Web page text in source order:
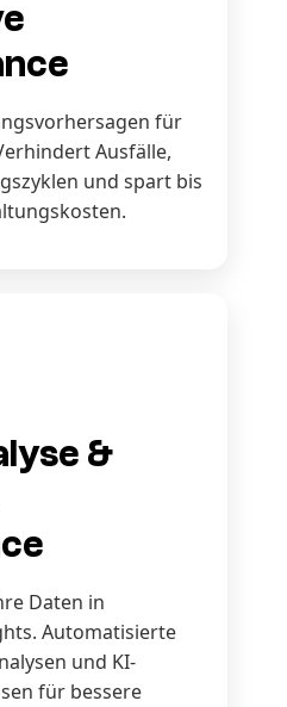
für
Ausfälle,
und spart bis
&
Daten in
Automatisierte
und KI-
für bessere